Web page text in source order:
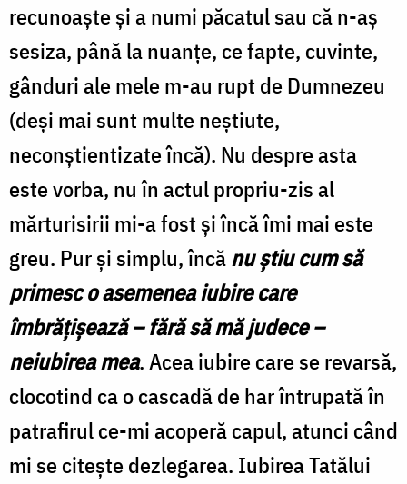
recunoaşte şi a numi păcatul sau că n-aş
sesiza, până la nuanţe, ce fapte, cuvinte,
gânduri ale mele m-au rupt de Dumnezeu
(deşi mai sunt multe neştiute,
neconștientizate încă). Nu despre asta
este vorba, nu în actul propriu-zis al
mărturisirii mi-a fost şi încă îmi mai este
greu. Pur şi simplu, încănu ştiu cum să
primesc o asemenea iubire care
îmbrăţişează – fără să mă judece –
neiubirea mea. Acea iubire care se revarsă,
clocotind ca o cascadă de har întrupată în
patrafirul ce-mi acoperă capul, atunci când
mi se citeşte dezlegarea. Iubirea Tatălui